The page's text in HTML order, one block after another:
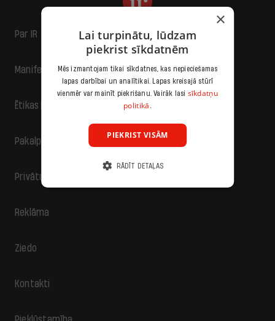
Par IR
Manifests
Ētikas kodekss
Pakalpojumu sniegšanas noteikumi
Privātuma politika
Reklāma
Ziedo
Kontakti
×
Lai turpinātu, lūdzam
piekrist sīkdatnēm
Mēs izmantojam tikai sīkdatnes, kas nepieciešamas
lapas darbībai un analītikai. Lapas kreisajā stūrī
vienmēr var mainīt piekrišanu. Vairāk lasi sīkdatņu
politikā.
PIEKRIST VISĀM
RĀDĪT DETAĻAS